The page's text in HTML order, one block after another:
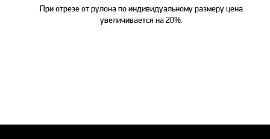
При отрезе от рулона по индивидуальному размеру цена
увеличивается на 20%.